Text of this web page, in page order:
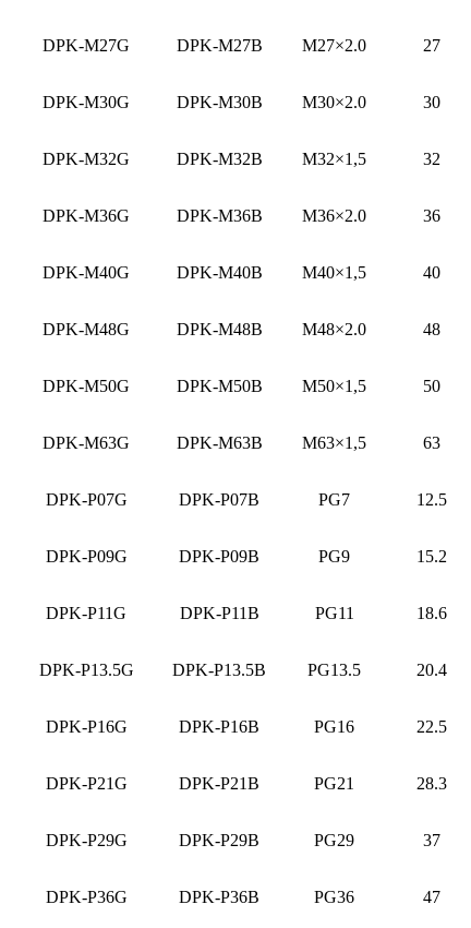
DPK-M27G DPK-M27B M27×2.0 27
DPK-M30G DPK-M30B M30×2.0 30
DPK-M32G DPK-M32B M32×1,5 32
DPK-M36G DPK-M36B M36×2.0 36
DPK-M40G DPK-M40B M40×1,5 40
DPK-M48G DPK-M48B M48×2.0 48
DPK-M50G DPK-M50B M50×1,5 50
DPK-M63G DPK-M63B M63×1,5 63
DPK-P07G DPK-P07B PG7 12.5
DPK-P09G DPK-P09B PG9 15.2
DPK-P11G DPK-P11B PG11 18.6
DPK-P13.5G DPK-P13.5B PG13.5 20.4
DPK-P16G DPK-P16B PG16 22.5
DPK-P21G DPK-P21B PG21 28.3
DPK-P29G DPK-P29B PG29 37
DPK-P36G DPK-P36B PG36 47